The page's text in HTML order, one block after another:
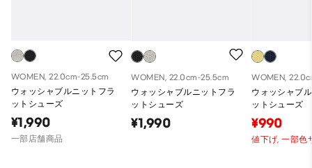
WOMEN, 22.0cm-25.5cm
ウォッシャブルニットフラ
ットシューズ
¥1,990
一部店舗商品
WOMEN, 22.0cm-25.5cm
ウォッシャブルニットフラ
ットシューズ
¥1,990
WOMEN,
ウォッシャブ
ットシューズ
¥990
値下げ,一部色